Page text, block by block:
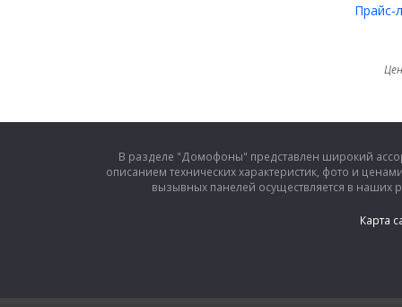
Прайс-
В разделе "Домофоны" представлен широкий
описанием технических характеристик, фото и
вызывных панелей осуществляется в наших
Карта